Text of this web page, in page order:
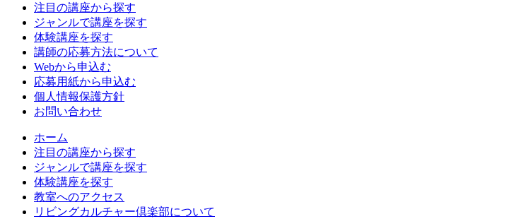
注目の講座から探す
ジャンルで講座を探す
体験講座を探す
講師の応募方法について
Webから申込む
応募用紙から申込む
個人情報保護方針
お問い合わせ
ホーム
注目の講座から探す
ジャンルで講座を探す
体験講座を探す
教室へのアクセス
リビングカルチャー倶楽部について